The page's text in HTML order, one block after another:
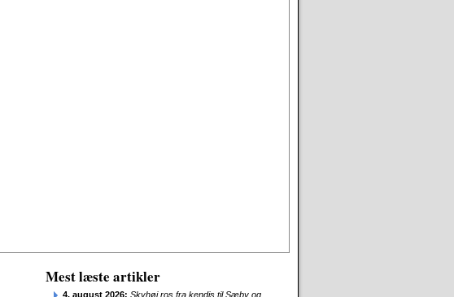
Mest læste artikler
4. august 2026: Skyhøj ros fra kendis til Sæby og